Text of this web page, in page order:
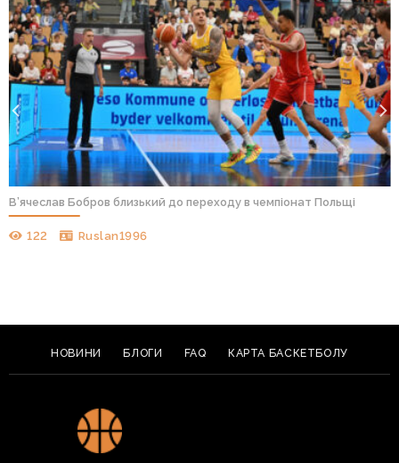
В’ячеслав Бобров близький до переходу в чемпіонат Польщі
122 Ruslan1996
НОВИНИ БЛОГИ FAQ КАРТА БАСКЕТБОЛУ